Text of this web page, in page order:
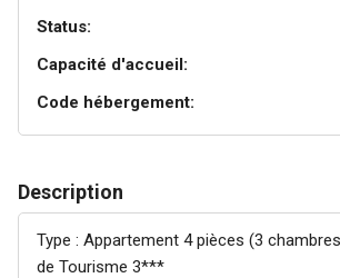
Status:
Capacité d'accueil:
Code hébergement:
Description
Type : Appartement 4 pièces (3
de Tourisme 3***